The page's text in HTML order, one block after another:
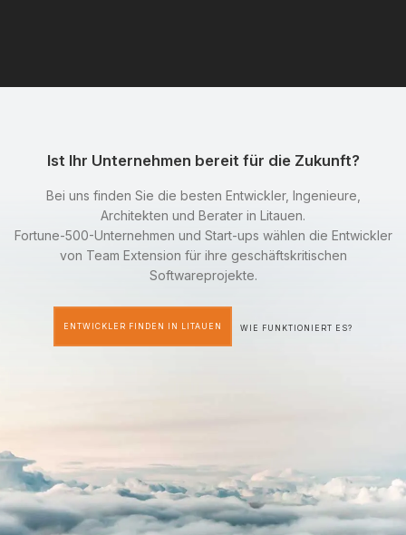
Ist Ihr Unternehmen bereit für die Zukunft?
Bei uns finden Sie die besten Entwickler, Ingenieure,
Architekten und Berater in Litauen.
Fortune-500-Unternehmen und Start-ups wählen die Entwickler
von Team Extension für ihre geschäftskritischen
Softwareprojekte.
ENTWICKLER FINDEN IN LITAUEN WIE FUNKTIONIERT ES?